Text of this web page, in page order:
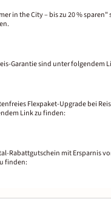
in the City – bis zu 20 %
Garantie sind unter folgendem
Flexpaket-Upgrade bei
Link zu finden:
Rabattgutschein mit Ersparnis
finden: